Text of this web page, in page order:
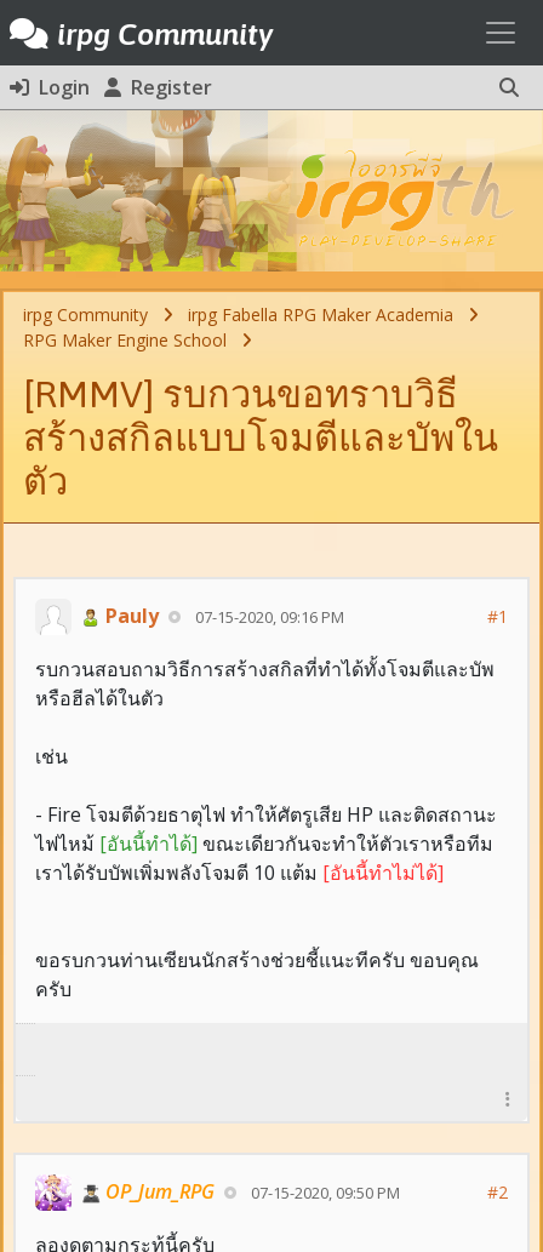
irpg Community
Login Register
irpg Community
irpg Fabella RPG Maker Academia
RPG Maker Engine School
[RMMV] รบกวนขอทราบวิธี
สร้างสกิลแบบโจมตีและบัพใน
ตัว
Pauly 07-15-2020, 09:16 PM #1
รบกวนสอบถามวิธีการสร้างสกิลที่ทำได้ทั้งโจมตีและบัพ
หรือฮีลได้ในตัว
เช่น
- Fire โจมตีด้วยธาตุไฟ ทำให้ศัตรูเสีย HP และติดสถานะ
ไฟไหม้ [อันนี้ทำได้] ขณะเดียวกันจะทำให้ตัวเราหรือทีม
เราได้รับบัพเพิ่มพลังโจมตี 10 แต้ม [อันนี้ทำไม่ได้]
ขอรบกวนท่านเซียนนักสร้างช่วยชี้แนะทีครับ ขอบคุณ
ครับ
OP_Jum_RPG 07-15-2020, 09:50 PM #2
ลองดูตามกระทู้นี้ครับ